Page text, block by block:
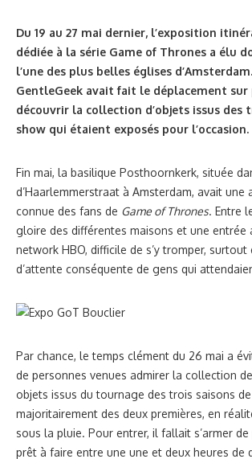
Du 19 au 27 mai dernier, l’exposition
dédiée à la série Game of Thrones a élu
l’une des plus belles églises
GentleGeek avait fait le déplacement sur
découvrir la collection d’objets issus des
show qui étaient exposés pour l’occasion.
Fin mai, la basilique Posthoornkerk, située
d’Haarlemmerstraat à Amsterdam, avait une
connue des fans de Game of Thrones. Entre
gloire des différentes maisons et une entrée
network HBO, difficile de s’y tromper,
d’attente conséquente de gens qui
Par chance, le temps clément du 26 mai a
de personnes venues admirer la collection
objets issus du tournage des trois saisons
majoritairement des deux premières, en
sous la pluie. Pour entrer, il fallait s’armer
prêt à faire entre une une et deux heures de